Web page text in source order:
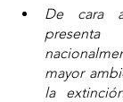
De cara
mayor
la